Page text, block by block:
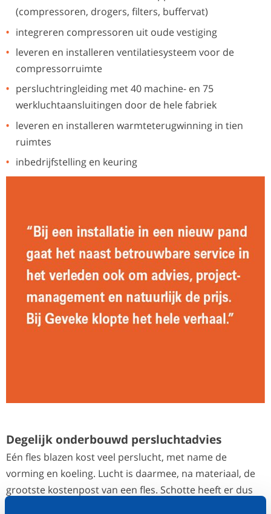
(compressoren, drogers, filters, buffervat)
integreren compressoren uit oude vestiging
leveren en installeren ventilatiesysteem voor de
compressorruimte
persluchtringleiding met 40 machine- en 75
werkluchtaansluitingen door de hele fabriek
leveren en installeren warmteterugwinning in tien
ruimtes
inbedrijfstelling en keuring
Degelijk onderbouwd persluchtadvies
Eén fles blazen kost veel perslucht, met name de
vorming en koeling. Lucht is daarmee, na materiaal, de
grootste kostenpost van een fles. Schotte heeft er dus